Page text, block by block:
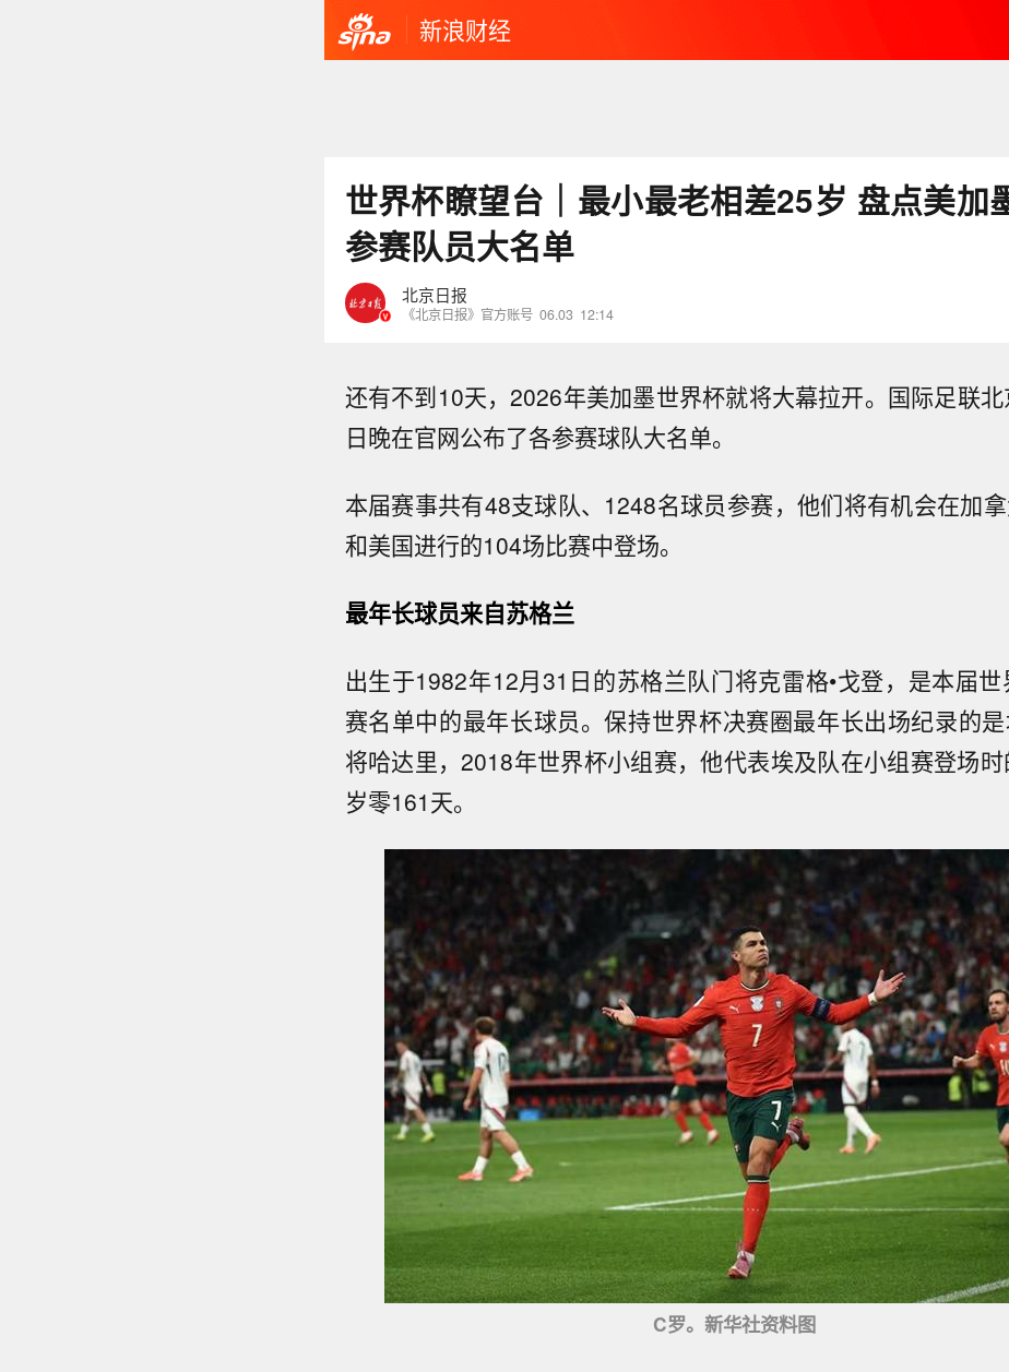
新浪财经
世界杯瞭望台｜最小最老相差25岁 盘点美加
参赛队员大名单
北京日报
《北京日报》官方账号 06.03 12:14
还有不到10天，2026年美加墨世界杯就将大幕拉开。国际足联
日晚在官网公布了各参赛球队大名单。
本届赛事共有48支球队、1248名球员参赛，他们将有机会在加
和美国进行的104场比赛中登场。
最年长球员来自苏格兰
出生于1982年12月31日的苏格兰队门将克雷格•戈登，是本届
赛名单中的最年长球员。保持世界杯决赛圈最年长出场纪录的
将哈达里，2018年世界杯小组赛，他代表埃及队在小组赛登场
岁零161天。
C罗。新华社资料图